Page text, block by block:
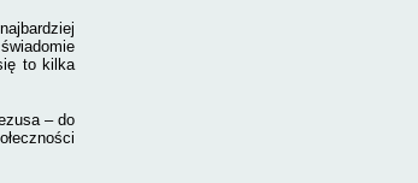
to kilka
– do